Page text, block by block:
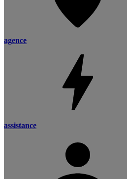
agence
assistance